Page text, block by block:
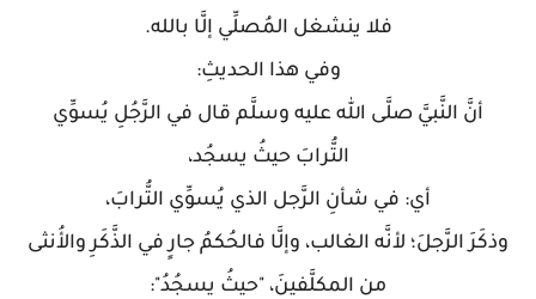
فلا ينشغل المُصلِّي إلَّا بالله.
وفي هذا الحديثِ:
أنَّ النَّبيَّ صلَّى الله عليه وسلَّم قال في الرَّجُلِ يُسوِّي
التُّرابَ حيثُ يسجُد،
أي: في شأنِ الرَّجل الذي يُسوِّي التُّرابَ،
وذكَرَ الرَّجلَ؛ لأنَّه الغالب، وإلَّا فالحُكمُ جارٍ في الذَّكَرِ والأُنثى
من المكلَّفينَ، "حيثُ يسجُدُ":